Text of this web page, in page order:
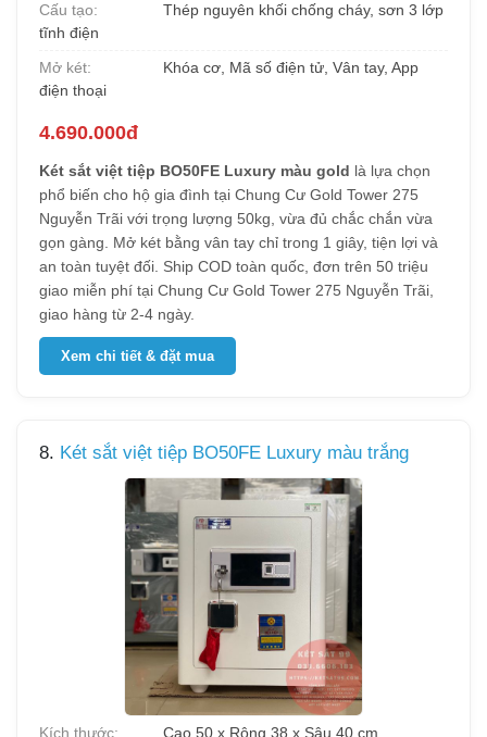
Cấu tạo:
Thép nguyên khối chống cháy, sơn 3 lớp
tĩnh điện
Mở két:
Khóa cơ, Mã số điện tử, Vân tay, App
điện thoại
4.690.000đ
Két sắt việt tiệp BO50FE Luxury màu gold là lựa chọn
phổ biến cho hộ gia đình tại Chung Cư Gold Tower 275
Nguyễn Trãi với trọng lượng 50kg, vừa đủ chắc chắn vừa
gọn gàng. Mở két bằng vân tay chỉ trong 1 giây, tiện lợi và
an toàn tuyệt đối. Ship COD toàn quốc, đơn trên 50 triệu
giao miễn phí tại Chung Cư Gold Tower 275 Nguyễn Trãi,
giao hàng từ 2-4 ngày.
Xem chi tiết & đặt mua
8. Két sắt việt tiệp BO50FE Luxury màu trắng
Kích thước: Cao 50 x Rộng 38 x Sâu 40 cm